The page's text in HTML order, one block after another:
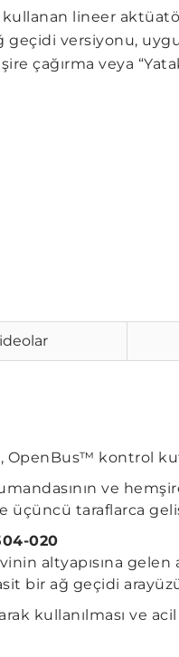
lineer
versiyonu,
çağırma veya
kontrol
ve
üçüncü taraflarca
020
altyapısına
bir ağ geçidi
kullanılması ve